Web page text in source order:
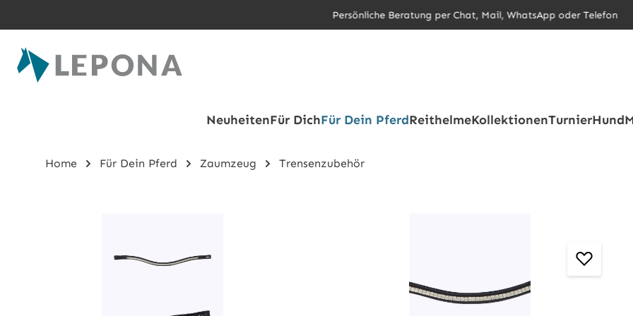
Persönliche Beratung per Chat, Mail, WhatsApp oder Telefon
NeuheitenFür DichFür Dein PferdReithelmeKollektionenTurnierHund
Home Für Dein Pferd Zaumzeug Trensenzubehör